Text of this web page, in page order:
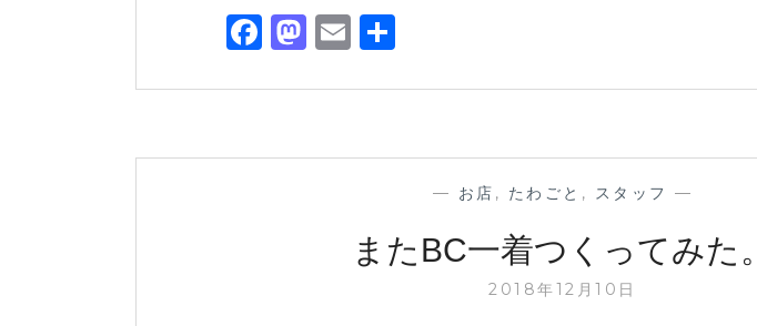
F
c
M
st
E
ail
— お店 , たわごと , スタッフ —
またBC一着つくってみた。
2018年12月10日